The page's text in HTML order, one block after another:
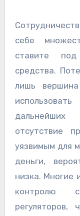
себе
ставите
средства.
лишь
отсутствие
уязвимым для
деньги,
низка. Многие
контролю
регуляторов,